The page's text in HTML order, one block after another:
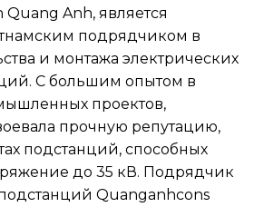
Quang Anh, является
подрядчиком в
и монтажа электрических
С большим опытом в
проектов,
прочную репутацию,
подстанций, способных
до 35 кВ. Подрядчик
Quanganhcons